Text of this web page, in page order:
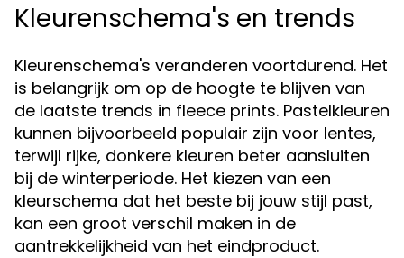
Kleurenschema's en trends
Kleurenschema's veranderen voortdurend. Het
is belangrijk om op de hoogte te blijven van
de laatste trends in fleece prints. Pastelkleuren
kunnen bijvoorbeeld populair zijn voor lentes,
terwijl rijke, donkere kleuren beter aansluiten
bij de winterperiode. Het kiezen van een
kleurschema dat het beste bij jouw stijl past,
kan een groot verschil maken in de
aantrekkelijkheid van het eindproduct.